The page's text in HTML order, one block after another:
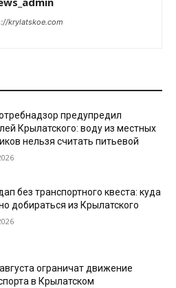
krylatskoe.com
предупредил
Крылатского: воду из местных
нельзя считать питьевой
без транспортного квеста: куда
добираться из Крылатского
ограничат движение
в Крылатском